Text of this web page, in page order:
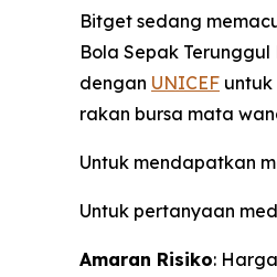
Bitget sedang
Bola Sepak Terunggul
dengan UNICEF
rakan bursa mata
Untuk mendapatkan
Untuk pertanyaan
Amaran Risiko: